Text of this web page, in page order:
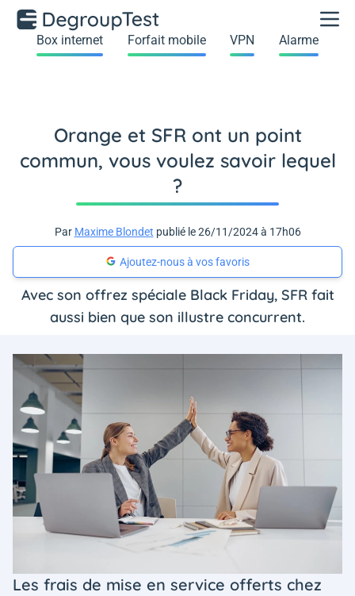
Box internet Forfait mobile VPN Alarme
Orange et SFR ont un point
commun, vous voulez savoir lequel
?
Par Maxime Blondet publié le 26/11/2024 à 17h06
Ajoutez-nous à vos favoris
Avec son offrez spéciale Black Friday, SFR fait
aussi bien que son illustre concurrent.
Les frais de mise en service offerts chez